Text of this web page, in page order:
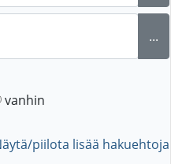
...
vanhin
piilota lisää hakuehtoja